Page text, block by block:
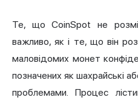
Те, що CoinSpot не
важливо, як і те, що він
маловідомих монет
позначених як шахрайські
проблемами. Процес